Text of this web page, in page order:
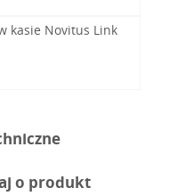
kasie Novitus Link
o produkt